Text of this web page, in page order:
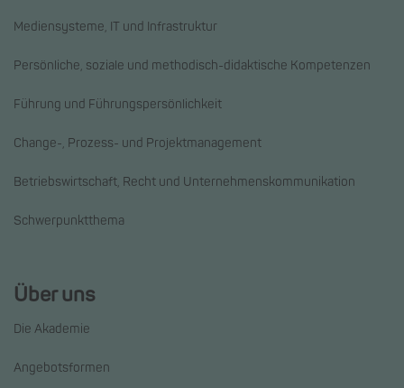
Mediensysteme, IT und Infrastruktur
Persönliche, soziale und methodisch-didaktische Kompetenzen
Führung und Führungspersönlichkeit
Change-, Prozess- und Projektmanagement
Betriebswirtschaft, Recht und Unternehmenskommunikation
Schwerpunktthema
Über uns
Die Akademie
Angebotsformen